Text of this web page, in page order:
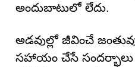
అందుబాటులో లేదు.
అడవుల్లో జీవించే
సహాయం చేసే సందర్భాలు